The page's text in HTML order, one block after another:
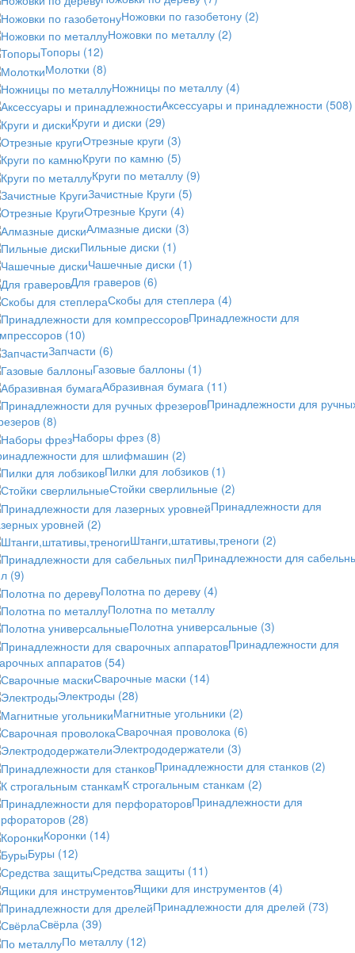
Ножовки по газобетону (2)
Ножовки по металлу (2)
Топоры (12)
Молотки (8)
Ножницы по металлу (4)
Аксессуары и принадлежности (508)
Круги и диски (29)
Отрезные круги (3)
Круги по камню (5)
Круги по металлу (9)
Зачистные Круги (5)
Отрезные Круги (4)
Алмазные диски (3)
Пильные диски (1)
Чашечные диски (1)
Для граверов (6)
Скобы для степлера (4)
Принадлежности для
(10)
Запчасти (6)
Газовые баллоны (1)
Абразивная бумага (11)
Принадлежности для
(8)
Наборы фрез (8)
для шлифмашин (2)
Пилки для лобзиков (1)
Стойки сверлильные (2)
Принадлежности для
уровней (2)
Штанги,штативы,треноги (2)
Принадлежности для
(9)
Полотна по дереву (4)
Полотна по металлу
Полотна универсальные (3)
Принадлежности для
аппаратов (54)
Сварочные маски (14)
Электроды (28)
Магнитные угольники (2)
Сварочная проволока (6)
Электрододержатели (3)
Принадлежности для станков (2)
К строгальным станкам (2)
Принадлежности для
(28)
Коронки (14)
Буры (12)
Средства защиты (11)
Ящики для инструментов (4)
Принадлежности для дрелей (73)
Свёрла (39)
По металлу (12)